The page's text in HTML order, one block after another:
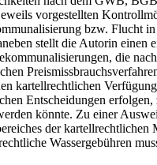
vorgestellten
bzw. Flucht
stellt die Autorin einen
die
kartellrechtlichen
Entscheidungen
könnte. Zu einer
der kartellrechtlichen
Wassergebühren